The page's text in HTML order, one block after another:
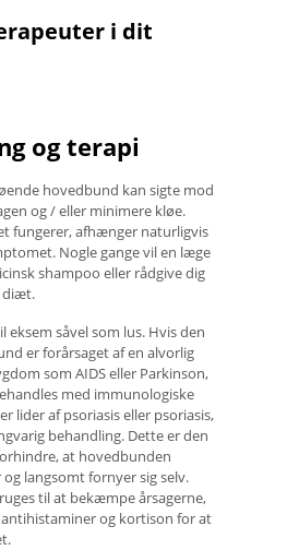
i dit
og terapi
hovedbund kan sigte mod
og / eller minimere kløe.
fungerer, afhænger naturligvis
Nogle gange vil en læge
shampoo eller rådgive dig
diæt.
eksem såvel som lus. Hvis den
er forårsaget af en alvorlig
som AIDS eller Parkinson,
med immunologiske
lider af psoriasis eller psoriasis,
behandling. Dette er den
at hovedbunden
langsomt fornyer sig selv.
til at bekæmpe årsagerne,
og kortison for at